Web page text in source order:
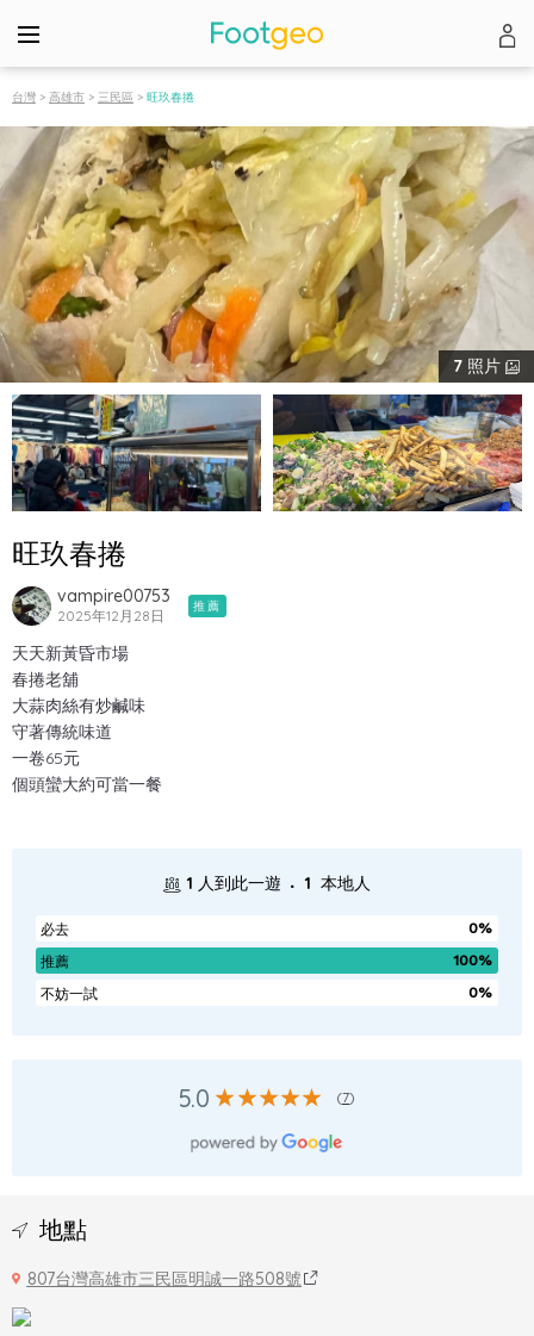
台灣 > 高雄市 > 三民區 > 旺玖春捲
7 照片
旺玖春捲
vampire00753
2025年12月28日
推薦
天天新黃昏市場
春捲老舖
大蒜肉絲有炒鹹味
守著傳統味道
一卷65元
個頭蠻大約可當一餐
1 人到此一遊 . 1 本地人
必去
0%
推薦
100%
不妨一試
0%
5.0 (7)
地點
807台灣高雄市三民區明誠一路508號